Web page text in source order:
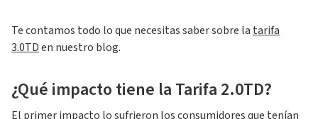
Te contamos todo lo que necesitas saber sobre la tarifa
3.0TDen nuestro blog.
¿Qué impacto tiene la Tarifa 2.0TD?
El primer impacto lo sufrieron los consumidores que tenían